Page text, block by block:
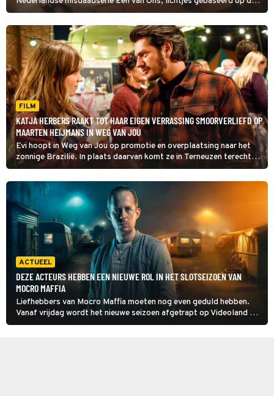
moord op Marianne Vaatstra. Binnenkort is de reeks beschikbaar
voor een nog groter publiek.
FILM
KATJA HERBERS RAAKT TOT HAAR EIGEN VERRASSING SMOORVERLIEFD OP
MAARTEN HEIJMANS IN WEG VAN JOU
Evi hoopt in Weg van Jou op promotie en overplaatsing naar het
zonnige Brazilië. In plaats daarvan komt ze in Terneuzen terecht.
Ook mooi.
ACTUEEL
DEZE ACTEURS HEBBEN EEN NIEUWE ROL IN HET SLOTSEIZOEN VAN
MOCRO MAFFIA
Liefhebbers van Mocro Maffia moeten nog even geduld hebben.
Vanaf vrijdag wordt het nieuwe seizoen afgetrapt op Videoland en
er komen nieuwe acteurs langs in het laatste seizoen, maar of ze